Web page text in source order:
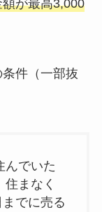
が最高3,000
件（一部抜
んでいた
まなく
でに売る